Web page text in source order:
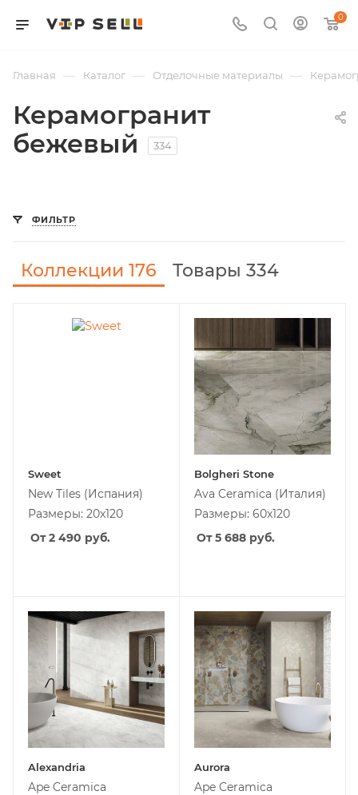
0
Главная — Каталог — Отделочные материалы —
Керамогранит
бежевый
334
ФИЛЬТР
Коллекции 176 Товары 334
Sweet
New Tiles (Испания)
Размеры: 20x120
От 2 490 руб.
Bolgheri Stone
Ava Ceramica (Италия)
Размеры: 60x120
От 5 688 руб.
Alexandria
Ape Ceramica
Aurora
Ape Ceramica